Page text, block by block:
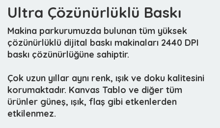
Ultra Çözünürlüklü Baskı
Makina parkurumuzda bulunan tüm yüksek
çözünürlüklü dijital baskı makinaları 2440 DPI
baskı çözünürlüğüne sahiptir.
Çok uzun yıllar aynı renk, ışık ve doku kalitesini
korumaktadır. Kanvas Tablo ve diğer tüm
ürünler güneş, ışık, flaş gibi etkenlerden
etkilenmez.